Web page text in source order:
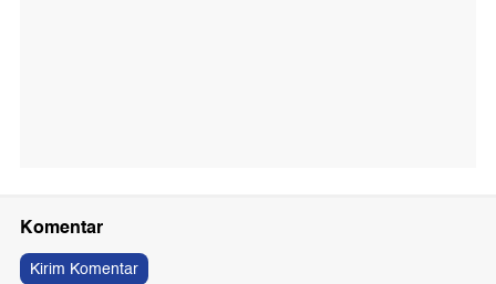
Komentar
Kirim Komentar